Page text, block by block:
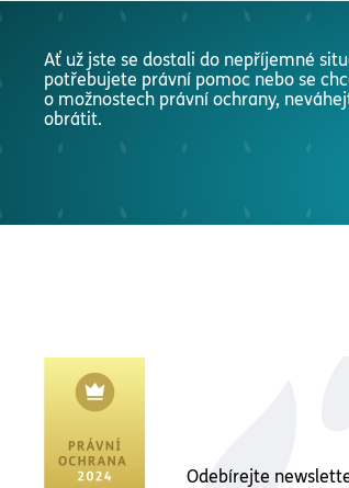
Ať už jste se dostali do nepříjemné
potřebujete právní pomoc nebo se
o možnostech právní ochrany,
obrátit.
Odebírejte